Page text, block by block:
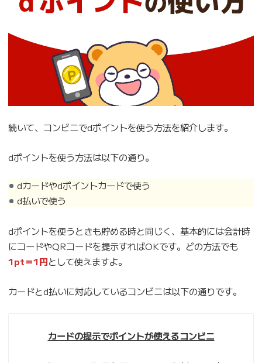
続いて、コンビニでdポイントを使う方法を紹介します。
dポイントを使う方法は以下の通り。
dカードやdポイントカードで使う
d払いで使う
dポイントを使うときも貯める時と同じく、基本的には会計時
にコードやQRコードを提示すればOKです。どの方法でも
1pt＝1円として使えますよ。
カードとd払いに対応しているコンビニは以下の通りです。
カードの提示でポイントが使えるコンビニ